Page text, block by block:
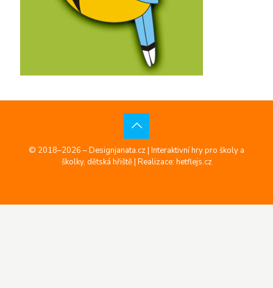
© 2018–2026 – Designjanata.cz | Interaktivní hry pro školy a
školky, dětská hřiště | Realizace: hetflejs.cz